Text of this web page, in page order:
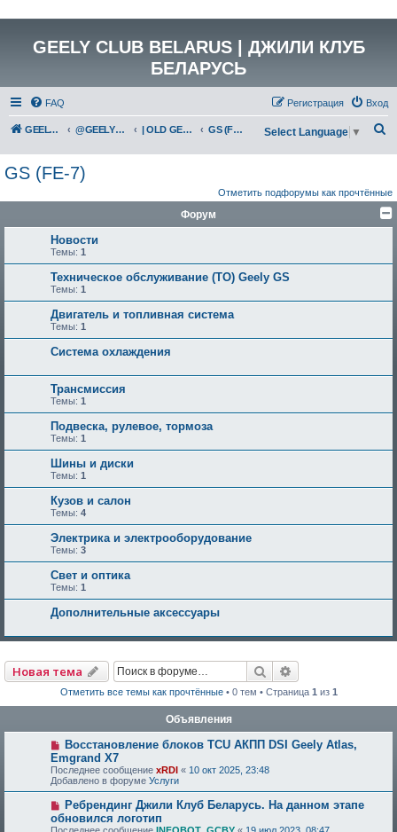
GEELY CLUB BELARUS | ДЖИЛИ КЛУБ
БЕЛАРУСЬ
FAQ Вход
Регистрация
GEELY Club Belarus @GEELYCLUBBY | OLD GEELY GS (FE-7)
с
к
Select Language ▼
GS (FE-7)
Отметить подфорумы как прочтённые
Форум
Новости
Темы: 1
Техническое обслуживание (ТО) Geely GS
Темы: 1
Двигатель и топливная система
Темы: 1
Система охлаждения
Трансмиссия
Темы: 1
Подвеска, рулевое, тормоза
Темы: 1
Шины и диски
Темы: 1
Кузов и салон
Темы: 4
Электрика и электрооборудование
Темы: 3
Свет и оптика
Темы: 1
Дополнительные аксессуары
Новая тема Поиск
Отметить все темы как прочтённые• 0 тем • Страница 1 из 1
Объявления
Восстановление блоков TCU АКПП DSI Geely Atlas,
Emgrand X7
Последнее сообщение xRDI « 10 окт 2025, 23:48
Добавлено в форуме Услуги
Ребрендинг Джили Клуб Беларусь. На данном этапе
обновился логотип